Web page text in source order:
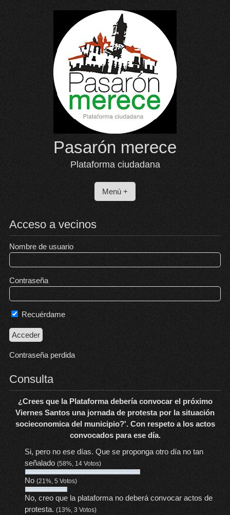
contenido
Pasarón merece
Plataforma ciudadana
Menú +
Acceso a vecinos
Nombre de usuario
Contraseña
Recuérdame
Contraseña perdida
Consulta
¿Crees que la Plataforma debería convocar el próximo
Viernes Santos una jornada de protesta por la situación
socieconomica del municipio?'. Con respeto a los actos
convocados para ese día.
Si, pero no ese días. Que se proponga otro día no tan
señalado (58%, 14 Votos)
No (21%, 5 Votos)
No, creo que la plataforma no deberá convocar actos de
protesta. (13%, 3 Votos)